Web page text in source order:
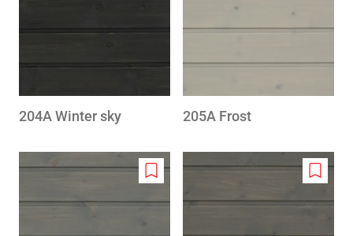
204A Winter sky 205A Frost
Add
to
Add
to